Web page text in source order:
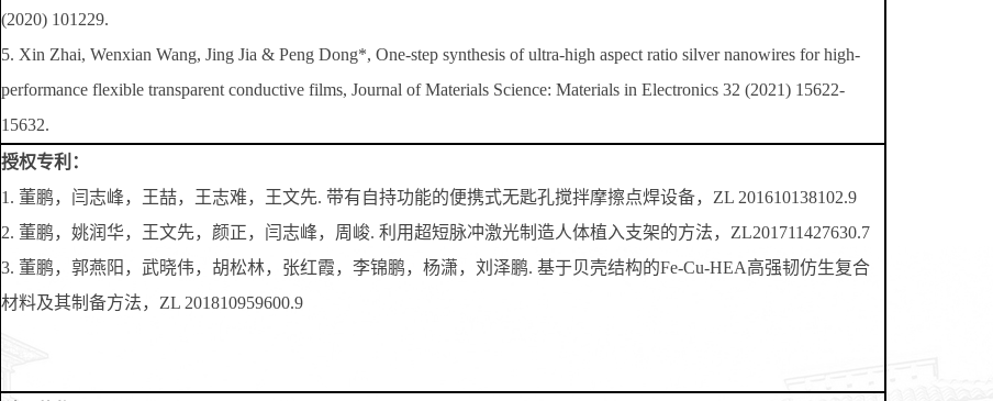
(2020) 101229.
5. Xin Zhai, Wenxian Wang, Jing Jia & Peng Dong*, One-step synthesis of ultra-high aspect ratio silver nanowires for high-
performance flexible transparent conductive films, Journal of Materials Science: Materials in Electronics 32 (2021) 15622-
15632.
授权专利：
1. 董鹏，闫志峰，王喆，王志难，王文先. 带有自持功能的便携式无匙孔搅拌摩擦点焊设备，ZL 201610138102.9
2. 董鹏，姚润华，王文先，颜正，闫志峰，周峻. 利用超短脉冲激光制造人体植入支架的方法，ZL201711427630.7
3. 董鹏，郭燕阳，武晓伟，胡松林，张红霞，李锦鹏，杨潇，刘泽鹏. 基于贝壳结构的Fe-Cu-HEA高强韧仿生复合
材料及其制备方法，ZL 201810959600.9